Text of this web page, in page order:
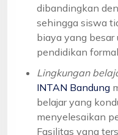
dibandingkan
sehingga siswa
biaya yang
pendidikan
Lingkungan
INTAN Bandung
belajar yang
menyelesaikan
Fasilitas yang